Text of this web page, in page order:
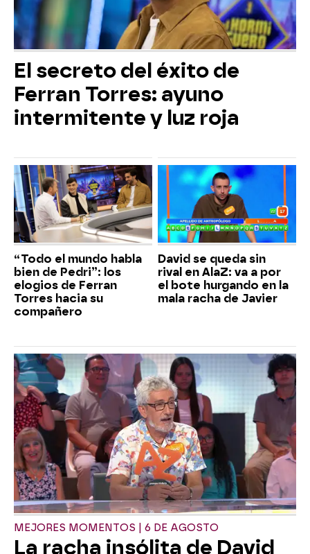
El secreto del éxito de
Ferran Torres: ayuno
intermitente y luz roja
“Todo el mundo habla
bien de Pedri”: los
elogios de Ferran
Torres hacia su
compañero
David se queda sin
rival en AlaZ: va a por
el bote hurgando en la
mala racha de Javier
MEJORES MOMENTOS | 6 DE AGOSTO
La racha insólita de David